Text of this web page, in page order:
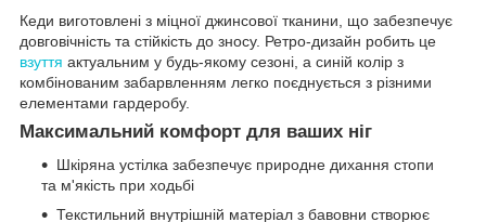
Кеди виготовлені з міцної джинсової тканини, що забезпечує
довговічність та стійкість до зносу. Ретро-дизайн робить це
взуття актуальним у будь-якому сезоні, а синій колір з
комбінованим забарвленням легко поєднується з різними
елементами гардеробу.
Максимальний комфорт для ваших ніг
Шкіряна устілка забезпечує природне дихання стопи
та м'якість при ходьбі
Текстильний внутрішній матеріал з бавовни створює